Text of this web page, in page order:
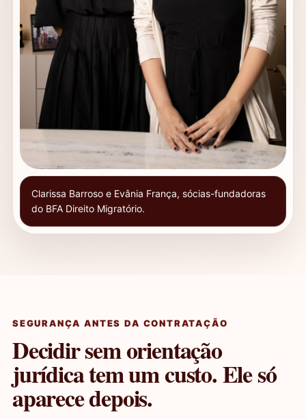
Clarissa Barroso e Evânia França, sócias-fundadoras
do BFA Direito Migratório.
SEGURANÇA ANTES DA CONTRATAÇÃO
Decidir sem orientação
jurídica tem um custo. Ele só
aparece depois.